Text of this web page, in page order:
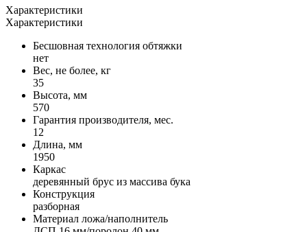
Характеристики
Характеристики
Бесшовная технология обтяжки
нет
Вес, не более, кг
35
Высота, мм
570
Гарантия производителя, мес.
12
Длина, мм
1950
Каркас
деревянный брус из массива бука
Конструкция
разборная
Материал ложа/наполнитель